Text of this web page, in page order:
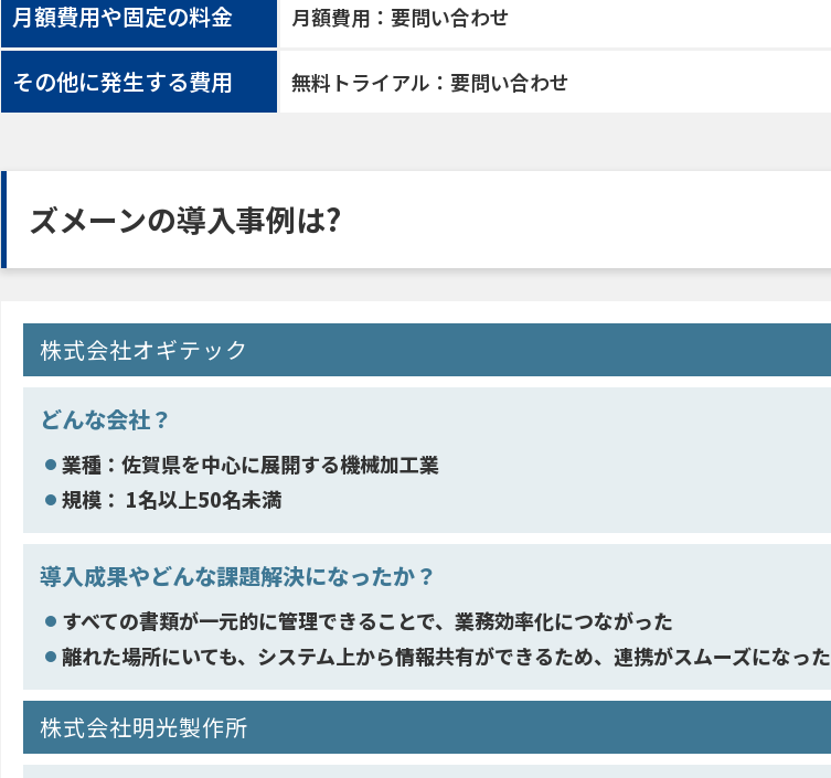
月額費用や固定の料金 月額費用：要問い合わせ
その他に発生する費用 無料トライアル：要問い合わせ
ズメーンの導入事例は?
株式会社オギテック
どんな会社？
業種：佐賀県を中心に展開する機械加工業
規模： 1名以上50名未満
導入成果やどんな課題解決になったか？
すべての書類が一元的に管理できることで、業務効率化につながった
離れた場所にいても、システム上から情報共有ができるため、連携がスムーズになった
株式会社明光製作所